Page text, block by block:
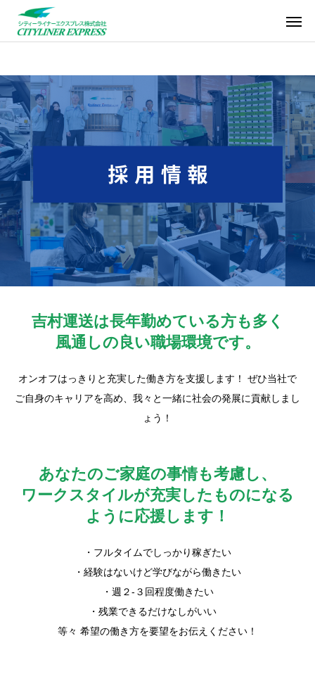
吉村運送は長年勤めている方も多く
風通しの良い職場環境です。
オンオフはっきりと充実した働き方を支援します！ ぜひ当社で
ご自身のキャリアを高め、我々と一緒に社会の発展に貢献しまし
ょう！
あなたのご家庭の事情も考慮し、
ワークスタイルが充実したものになる
ように応援します！
・フルタイムでしっかり稼ぎたい
・経験はないけど学びながら働きたい
・週２-３回程度働きたい
・残業できるだけなしがいい
等々 希望の働き方を要望をお伝えください！